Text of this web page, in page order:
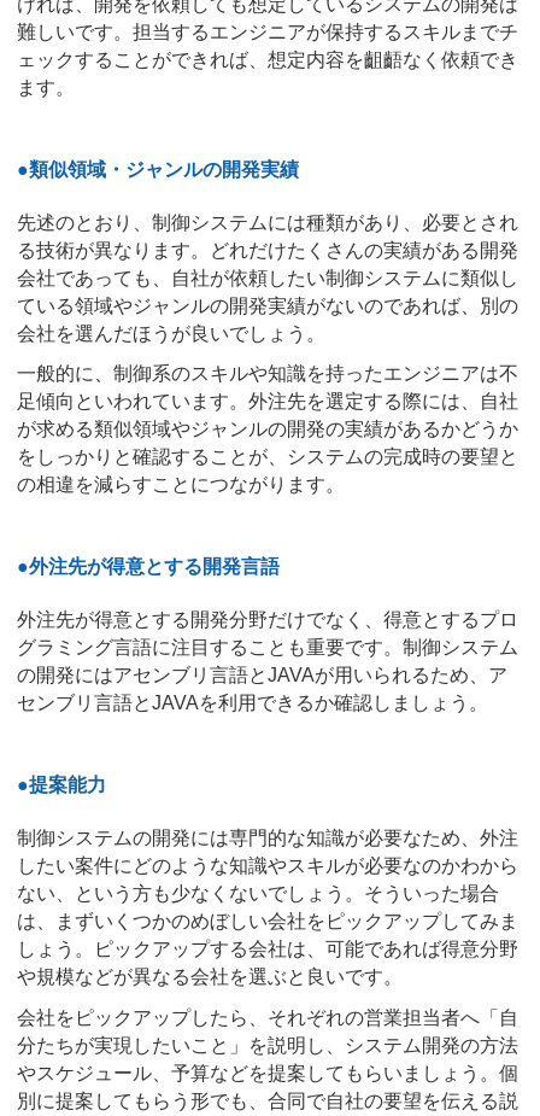
難しいです。担当するエンジニアが保持するスキルまでチ
ェックすることができれば、想定内容を齟齬なく依頼でき
ます。
●類似領域・ジャンルの開発実績
先述のとおり、制御システムには種類があり、必要とされ
る技術が異なります。どれだけたくさんの実績がある開発
会社であっても、自社が依頼したい制御システムに類似し
ている領域やジャンルの開発実績がないのであれば、別の
会社を選んだほうが良いでしょう。
一般的に、制御系のスキルや知識を持ったエンジニアは不
足傾向といわれています。外注先を選定する際には、自社
が求める類似領域やジャンルの開発の実績があるかどうか
をしっかりと確認することが、システムの完成時の要望と
の相違を減らすことにつながります。
●外注先が得意とする開発言語
外注先が得意とする開発分野だけでなく、得意とするプロ
グラミング言語に注目することも重要です。制御システム
の開発にはアセンブリ言語とJAVAが用いられるため、ア
センブリ言語とJAVAを利用できるか確認しましょう。
●提案能力
制御システムの開発には専門的な知識が必要なため、外注
したい案件にどのような知識やスキルが必要なのかわから
ない、という方も少なくないでしょう。そういった場合
は、まずいくつかのめぼしい会社をピックアップしてみま
しょう。ピックアップする会社は、可能であれば得意分野
や規模などが異なる会社を選ぶと良いです。
会社をピックアップしたら、それぞれの営業担当者へ「自
分たちが実現したいこと」を説明し、システム開発の方法
やスケジュール、予算などを提案してもらいましょう。個
別に提案してもらう形でも、合同で自社の要望を伝える説